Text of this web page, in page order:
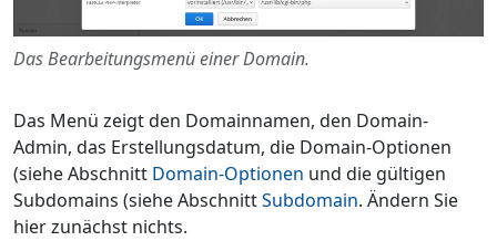
Das Bearbeitungsmenü einer Domain.
Das Menü zeigt den Domainnamen, den Domain-
Admin, das Erstellungsdatum, die Domain-Optionen
(siehe Abschnitt Domain-Optionen und die gültigen
Subdomains (siehe AbschnittSubdomain. Ändern Sie
hier zunächst nichts.